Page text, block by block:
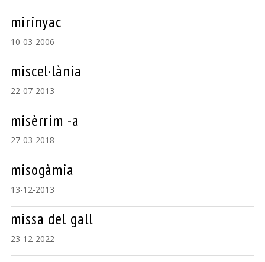
mirinyac
10-03-2006
miscel·lània
22-07-2013
misèrrim -a
27-03-2018
misogàmia
13-12-2013
missa del gall
23-12-2022